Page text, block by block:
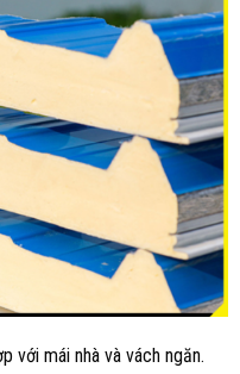
với mái nhà và vách ngăn.